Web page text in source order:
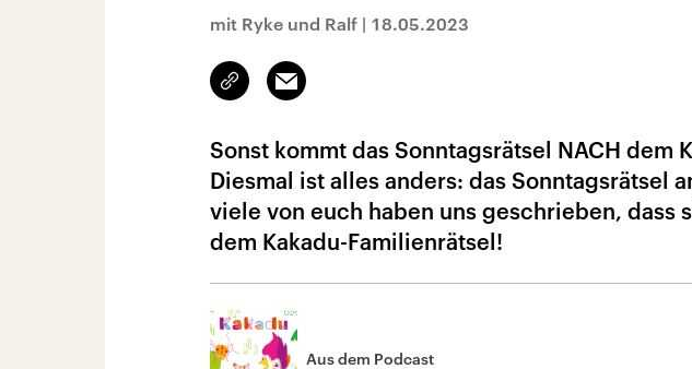
mit Ryke und Ralf | 18.05.2023
Link
kopieren/teilen
Email
Sonst kommt das Sonntagsrätsel NACH dem
Diesmal ist alles anders: das Sonntagsrätsel
viele von euch haben uns geschrieben, dass
dem Kakadu-Familienrätsel!
Aus dem Podcast